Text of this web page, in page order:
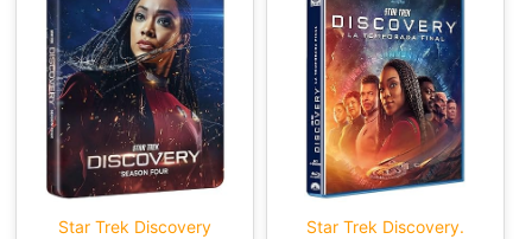
Star Trek Discovery
Star Trek Discovery.